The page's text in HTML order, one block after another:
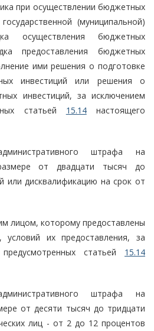
при осуществлении бюджетных
(муниципальной)
осуществления бюджетных
предоставления бюджетных
ими решения о подготовке
инвестиций или решения о
инвестиций, за исключением
статьей 15.14настоящего
штрафа на
от двадцати тысяч до
или дисквалификацию на срок от
лицом, которому предоставлены
условий их предоставления, за
статьей 15.14
штрафа на
от десяти тысяч до тридцати
лиц - от 2 до 12 процентов